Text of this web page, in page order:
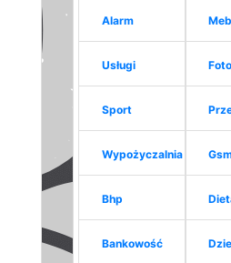
Alarm
Usługi
Sport
Wypożyczalnia
Bhp
Bankowość